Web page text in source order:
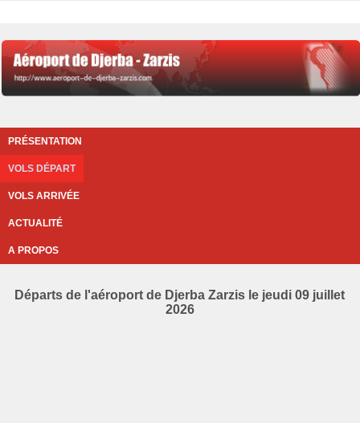
PRÉSENTATION
VOLS DÉPART
VOLS ARRIVÉE
ACTUALITÉ
A PROPOS
Départs de l'aéroport de Djerba Zarzis le jeudi 09 juillet
2026